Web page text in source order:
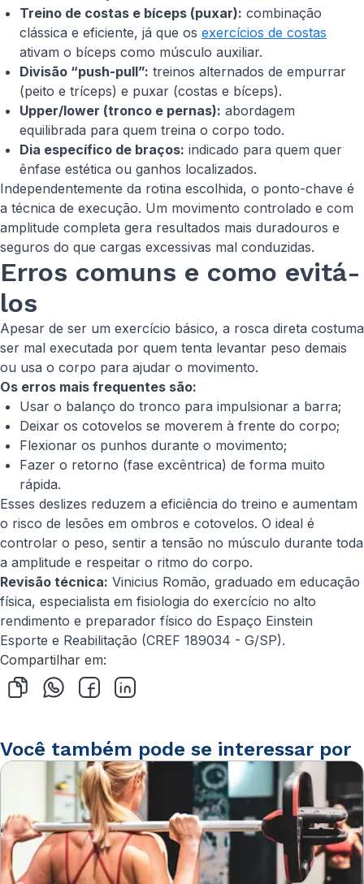
Treino de costas e bíceps (puxar): combinação
clássica e eficiente, já que os exercícios de costas
ativam o bíceps como músculo auxiliar.
Divisão “push-pull”: treinos alternados de empurrar
(peito e tríceps) e puxar (costas e bíceps).
Upper/lower (tronco e pernas): abordagem
equilibrada para quem treina o corpo todo.
Dia específico de braços: indicado para quem quer
ênfase estética ou ganhos localizados.
Independentemente da rotina escolhida, o ponto-chave é
a técnica de execução. Um movimento controlado e com
amplitude completa gera resultados mais duradouros e
seguros do que cargas excessivas mal conduzidas.
Erros comuns e como evitá-
los
Apesar de ser um exercício básico, a rosca direta costuma
ser mal executada por quem tenta levantar peso demais
ou usa o corpo para ajudar o movimento.
Os erros mais frequentes são:
Usar o balanço do tronco para impulsionar a barra;
Deixar os cotovelos se moverem à frente do corpo;
Flexionar os punhos durante o movimento;
Fazer o retorno (fase excêntrica) de forma muito
rápida.
Esses deslizes reduzem a eficiência do treino e aumentam
o risco de lesões em ombros e cotovelos. O ideal é
controlar o peso, sentir a tensão no músculo durante toda
a amplitude e respeitar o ritmo do corpo.
Revisão técnica: Vinicius Romão, graduado em educação
física, especialista em fisiologia do exercício no alto
rendimento e preparador físico do Espaço Einstein
Esporte e Reabilitação (CREF 189034 - G/SP).
Compartilhar em:
Você também pode se interessar por